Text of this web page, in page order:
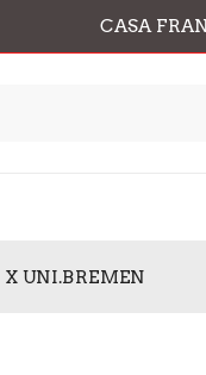
CASA
X UNI.BREMEN